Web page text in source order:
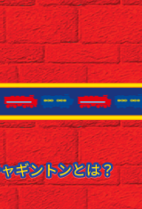
ギントンとは？
ギントンとは？